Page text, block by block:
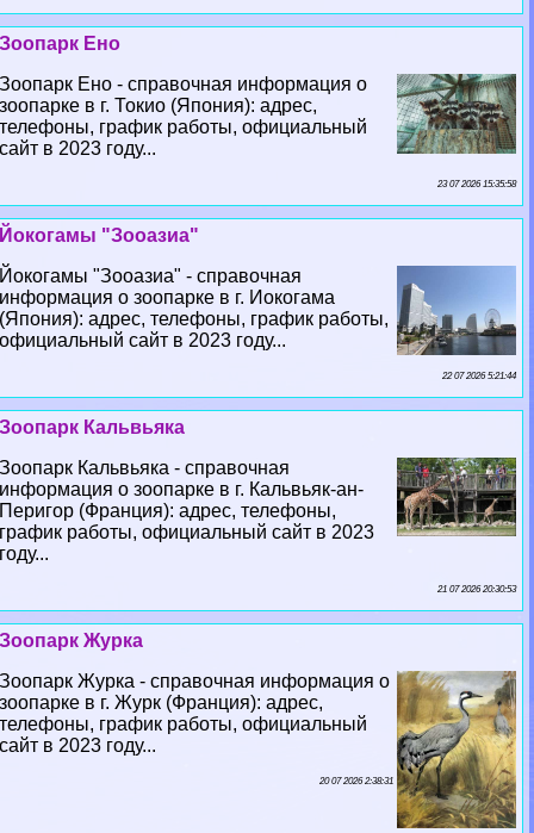
Зоопарк Ено
Зоопарк Ено - справочная информация о
зоопарке в г. Токио (Япония): адрес,
телефоны, график работы, официальный
сайт в 2023 году...
23 07 2026 15:35:58
Йокогамы "Зооазиа"
Йокогамы "Зооазиа" - справочная
информация о зоопарке в г. Иокогама
(Япония): адрес, телефоны, график работы,
официальный сайт в 2023 году...
22 07 2026 5:21:44
Зоопарк Кальвьяка
Зоопарк Кальвьяка - справочная
информация о зоопарке в г. Кальвьяк-ан-
Перигор (Франция): адрес, телефоны,
график работы, официальный сайт в 2023
году...
21 07 2026 20:30:53
Зоопарк Журка
Зоопарк Журка - справочная информация о
зоопарке в г. Журк (Франция): адрес,
телефоны, график работы, официальный
сайт в 2023 году...
20 07 2026 2:38:31